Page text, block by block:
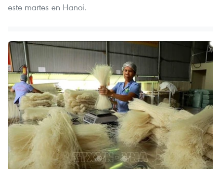
este martes en Hanoi.